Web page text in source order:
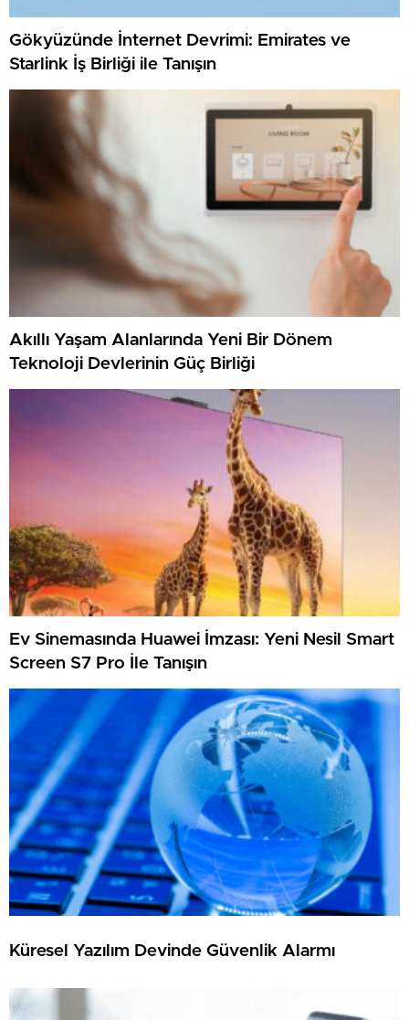
Gökyüzünde İnternet Devrimi: Emirates ve
Starlink İş Birliği ile Tanışın
Akıllı Yaşam Alanlarında Yeni Bir Dönem
Teknoloji Devlerinin Güç Birliği
Ev Sinemasında Huawei İmzası: Yeni Nesil Smart
Screen S7 Pro İle Tanışın
Küresel Yazılım Devinde Güvenlik Alarmı